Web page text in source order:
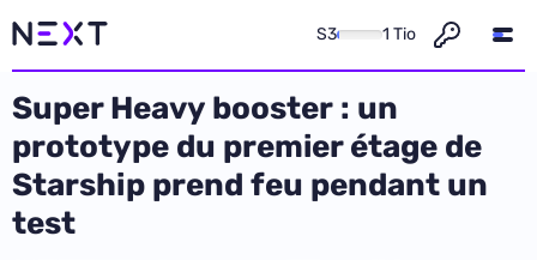
S3 1 Tio
Super Heavy booster : un
prototype du premier étage de
Starship prend feu pendant un
test